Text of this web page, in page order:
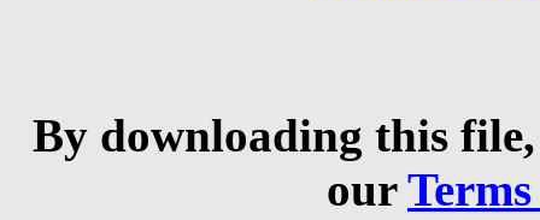
By downloading this
our